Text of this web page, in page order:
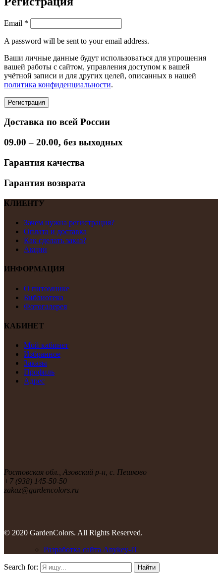
Email *
A password will be sent to your email address.
Ваши личные данные будут использоваться для упрощения
вашей работы с сайтом, управления доступом к вашей
учётной записи и для других целей, описанных в нашей
политика конфиденциальности.
Регистрация
Доставка по всей России
09.00 – 20.00, без выходных
Гарантия качества
Гарантия возврата
КЛИЕНТУ
Зачем нужна регистрация?
Оплата и доставка
Как сделать заказ?
Акции
ИНФОРМАЦИЯ
О питомнике
Библиотека
Фотогалерея
КАБИНЕТ
Мой кабинет
Избранное
Заказы
Профиль
Адрес
Ростовская обл., Азовский р-н, с. Пешково
+7 (938) 145-50-50
zakaz@gardencolors.ru
© 2020 GardenColors. All Rights Reserved.
Разработка сайта Anykey-IT
Search for: Найти